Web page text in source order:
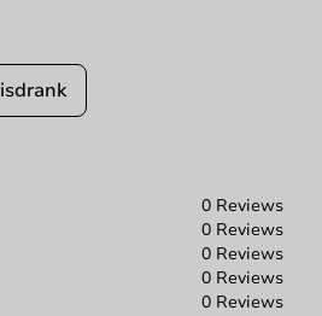
0 Reviews
0 Reviews
0 Reviews
0 Reviews
0 Reviews